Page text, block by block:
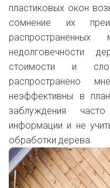
пластиковых окон
сомнение их
недолговечности
стоимости и
распространено
неэффективны в
заблуждения
информации и не
обработки дерева.